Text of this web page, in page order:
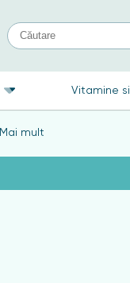
Vitamine
Mai mult